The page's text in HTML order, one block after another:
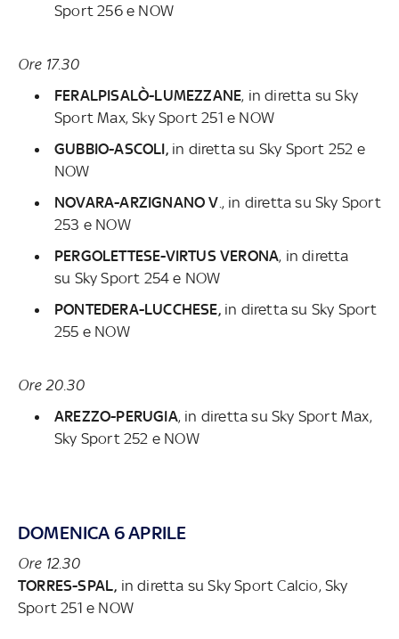
Sport 256 e NOW
Ore 17.30
FERALPISALÒ-LUMEZZANE, in diretta suSky
Sport Max, Sky Sport 251 e NOW
GUBBIO-ASCOLI,in diretta su Sky Sport 252 e
NOW
NOVARA-ARZIGNANO V ., in diretta suSky Sport
253 e NOW
PERGOLETTESE-VIRTUS VERONA, in diretta
su Sky Sport 254 e NOW
PONTEDERA-LUCCHESE,in diretta su Sky Sport
255 e NOW
Ore 20.30
AREZZO-PERUGIA, in diretta suSky Sport Max,
Sky Sport 252 e NOW
DOMENICA 6 APRILE
Ore 12.30
TORRES-SPAL, in diretta suSky Sport Calcio, Sky
Sport 251 e NOW